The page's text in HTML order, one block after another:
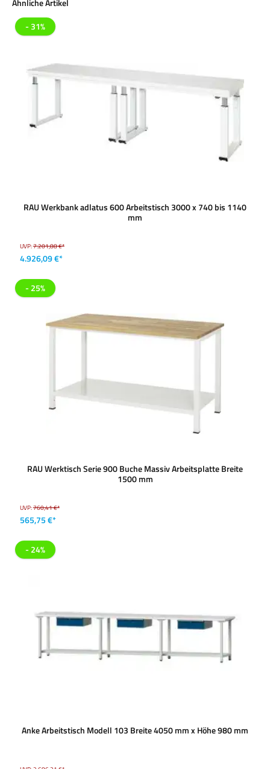
Ähnliche Artikel
- 31%
RAU Werkbank adlatus 600 Arbeitstisch 3000 x 740 bis 1140
mm
UVP:7.201,88 €*
4.926,09 €*
- 25%
RAU Werktisch Serie 900 Buche Massiv Arbeitsplatte Breite
1500 mm
UVP:760,41 €*
565,75 €*
- 24%
Anke Arbeitstisch Modell 103 Breite 4050 mm x Höhe 980 mm